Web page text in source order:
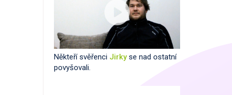
Někteří svěřenci Jirkyse nad ostatní
povyšovali.